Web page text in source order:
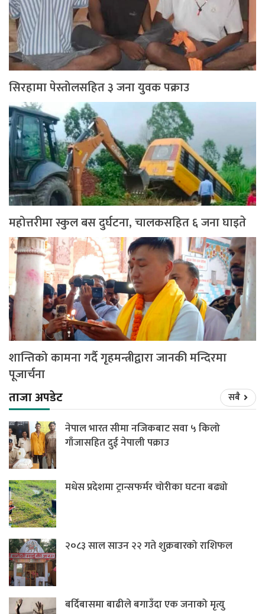
सिरहामा पेस्तोलसहित ३ जना युवक पक्राउ
महोत्तरीमा स्कुल बस दुर्घटना, चालकसहित ६ जना घाइते
शान्तिको कामना गर्दै गृहमन्त्रीद्वारा जानकी मन्दिरमा
पूजार्चना
ताजा अपडेट
सबै
नेपाल भारत सीमा नजिकबाट सवा ५ किलो
गाँजासहित दुई नेपाली पक्राउ
मधेस प्रदेशमा ट्रान्सफर्मर चोरीका घटना बढ्यो
२०८३ साल साउन २२ गते शुक्रबारको राशिफल
बर्दिबासमा बाढीले बगाउँदा एक जनाको मृत्यु